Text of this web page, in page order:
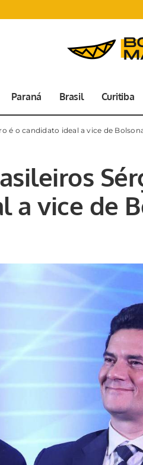
Paraná Brasil Curitiba
é o candidato ideal a vice de
a vice de